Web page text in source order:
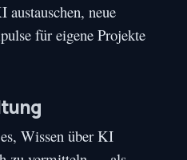
austauschen, neue
für eigene Projekte
Wissen über KI